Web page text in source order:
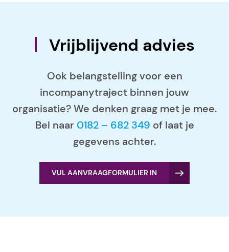
Vrijblijvend advies
Ook belangstelling voor een
incompanytraject binnen jouw
organisatie? We denken graag met je mee.
Bel naar 0182 – 682 349 of laat je
gegevens achter.
VUL AANVRAAGFORMULIER IN